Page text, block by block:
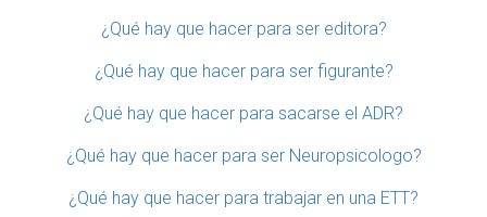
¿Qué hay que hacer para ser editora?
¿Qué hay que hacer para ser figurante?
¿Qué hay que hacer para sacarse el ADR?
¿Qué hay que hacer para ser Neuropsicologo?
¿Qué hay que hacer para trabajar en una ETT?